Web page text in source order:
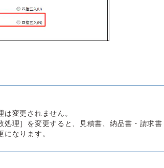
変更されません。
処理］を変更すると、見積書、納品書・請求書
なります。